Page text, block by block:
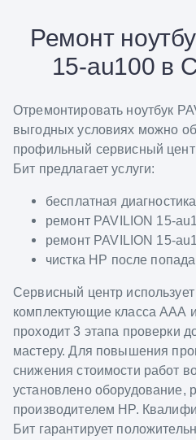
Ремонт
15-au100 в
Отремонтировать ноутбук
выгодных условиях можно
профильный сервисный
Бит предлагает услуги:
бесплатная
ремонт PAVILION 15-
ремонт PAVILION 15-
чистка HP после
Сервисный центр
комплектующие класса ААА
проходит 3 этапа проверки
мастеру. Для повышения
снижения стоимости работ
установлено оборудование,
производителем HP.
Бит гарантирует